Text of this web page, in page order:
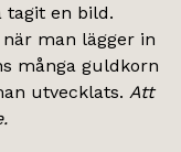
tagit en bild.
man lägger in
många guldkorn
utvecklats. Att